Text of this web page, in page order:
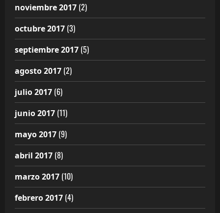
noviembre 2017 (2)
octubre 2017 (3)
septiembre 2017 (5)
agosto 2017 (2)
julio 2017 (6)
junio 2017 (11)
mayo 2017 (9)
abril 2017 (8)
marzo 2017 (10)
febrero 2017 (4)